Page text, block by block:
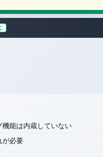
能は内蔵していない
が必要